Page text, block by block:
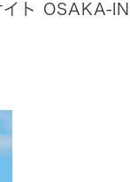
イト OSAKA-